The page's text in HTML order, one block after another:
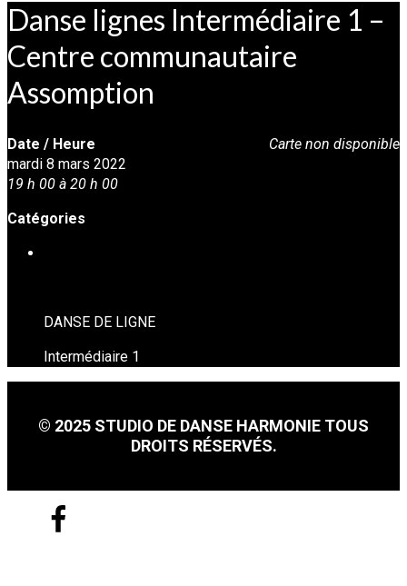
Danse lignes Intermédiaire 1 –
Centre communautaire
Assomption
Carte non disponible
Date / Heure
mardi 8 mars 2022
19 h 00 à 20 h 00
Catégories
DANSE DE LIGNE
Intermédiaire 1
© 2025 STUDIO DE DANSE HARMONIE TOUS
DROITS RÉSERVÉS.